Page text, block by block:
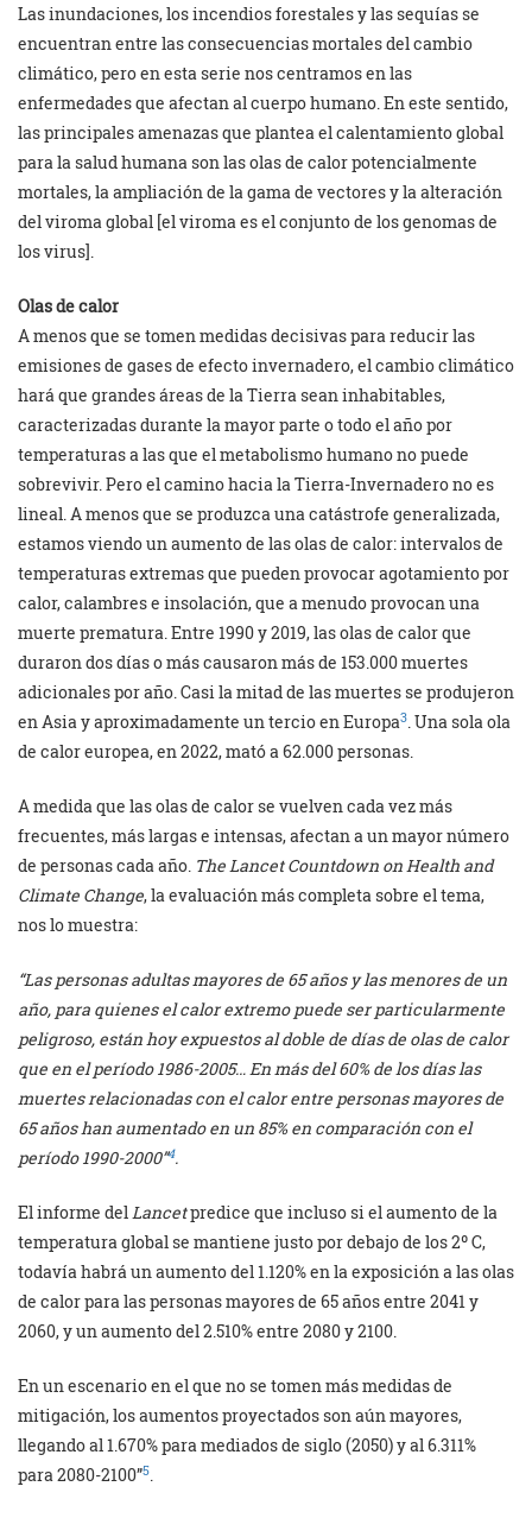
Las inundaciones, los incendios forestales y las sequías se
encuentran entre las consecuencias mortales del cambio
climático, pero en esta serie nos centramos en las
enfermedades que afectan al cuerpo humano. En este sentido,
las principales amenazas que plantea el calentamiento global
para la salud humana son las olas de calor potencialmente
mortales, la ampliación de la gama de vectores y la alteración
del viroma global [el viroma es el conjunto de los genomas de
los virus].
Olas de calor
A menos que se tomen medidas decisivas para reducir las
emisiones de gases de efecto invernadero, el cambio climático
hará que grandes áreas de la Tierra sean inhabitables,
caracterizadas durante la mayor parte o todo el año por
temperaturas a las que el metabolismo humano no puede
sobrevivir. Pero el camino hacia la Tierra-Invernadero no es
lineal. A menos que se produzca una catástrofe generalizada,
estamos viendo un aumento de las olas de calor: intervalos de
temperaturas extremas que pueden provocar agotamiento por
calor, calambres e insolación, que a menudo provocan una
muerte prematura. Entre 1990 y 2019, las olas de calor que
duraron dos días o más causaron más de 153.000 muertes
adicionales por año. Casi la mitad de las muertes se produjeron
en Asia y aproximadamente un tercio en Europa3. Una sola ola
de calor europea, en 2022, mató a 62.000 personas.
A medida que las olas de calor se vuelven cada vez más
frecuentes, más largas e intensas, afectan a un mayor número
de personas cada año. The Lancet Countdown on Health and
Climate Change, la evaluación más completa sobre el tema,
nos lo muestra:
“Las personas adultas mayores de 65 años y las menores de un
año, para quienes el calor extremo puede ser particularmente
peligroso, están hoy expuestos al doble de días de olas de calor
que en el período 1986-2005… En más del 60% de los días las
muertes relacionadas con el calor entre personas mayores de
65 años han aumentado en un 85% en comparación con el
período 1990-2000”4.
El informe delLancetpredice que incluso si el aumento de la
temperatura global se mantiene justo por debajo de los 2º C,
todavía habrá un aumento del 1.120% en la exposición a las olas
de calor para las personas mayores de 65 años entre 2041 y
2060, y un aumento del 2.510% entre 2080 y 2100.
En un escenario en el que no se tomen más medidas de
mitigación, los aumentos proyectados son aún mayores,
llegando al 1.670% para mediados de siglo (2050) y al 6.311%
para 2080-2100”5.